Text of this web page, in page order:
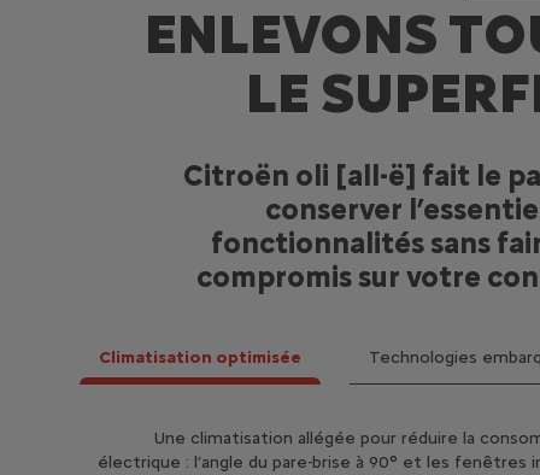
ENLEVONS
LE
Citroën oli [all-ë] fait le
conserver
fonctionnalités sans
compromis sur votre
Une climatisation allégée pour réduire la
électrique : l’angle du pare-brise à 90° et les fenêtres
Le smartphone et les enceintes portables du
suffisent et s’intègrent directement au tableau
Climatisation optimisée Technologies